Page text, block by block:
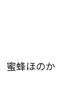
蜜蜂ほのか